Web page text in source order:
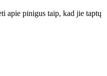
apie pinigus taip, kad jie taptų